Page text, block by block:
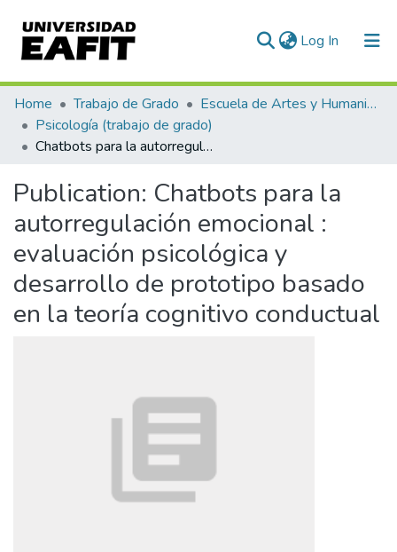
Log In (current)
Communities & Collections
All of DSpace
Home Trabajo de Grado
Escuela de Artes y Humanidades
Psicología (trabajo de grado)
Chatbots para la autorregulación emocional : evaluación psicológica y desarrollo de prototipo basado en la teoría cognitivo conductual
Publication: Chatbots para la
autorregulación emocional :
evaluación psicológica y
desarrollo de prototipo basado
en la teoría cognitivo conductual